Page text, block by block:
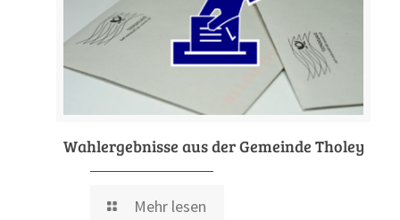
Wahlergebnisse aus der Gemeinde Tholey
Mehr lesen